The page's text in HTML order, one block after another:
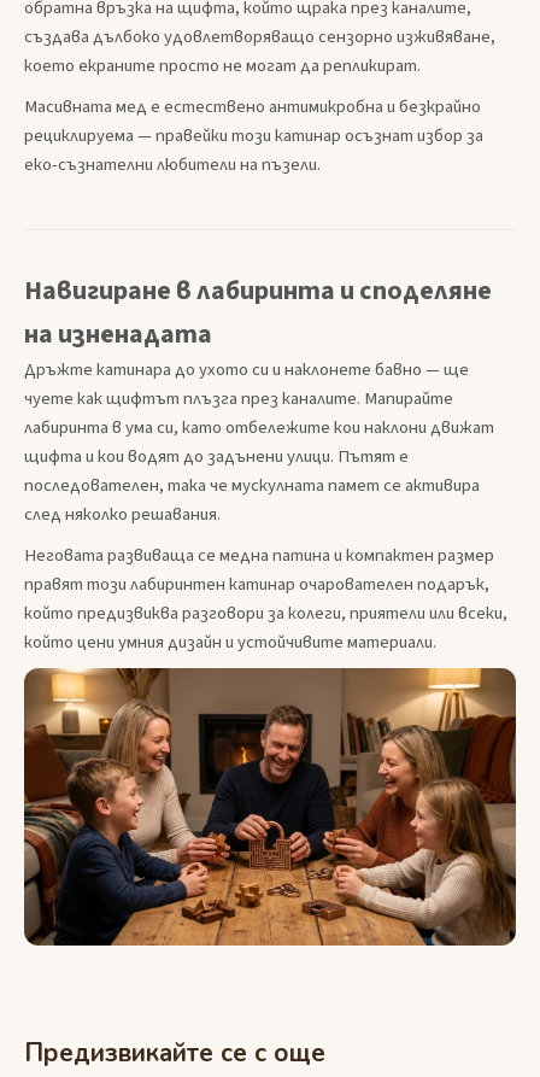
обратна връзка на щифта, който щрака през каналите,
създава дълбоко удовлетворяващо сензорно изживяване,
което екраните просто не могат да репликират.
Масивната мед е естествено антимикробна и безкрайно
рециклируема — правейки този катинар осъзнат избор за
еко-съзнателни любители на пъзели.
Навигиране в лабиринта и споделяне
на изненадата
Дръжте катинара до ухото си и наклонете бавно — ще
чуете как щифтът плъзга през каналите. Мапирайте
лабиринта в ума си, като отбележите кои наклони движат
щифта и кои водят до задънени улици. Пътят е
последователен, така че мускулната памет се активира
след няколко решавания.
Неговата развиваща се медна патина и компактен размер
правят този лабиринтен катинар очарователен подарък,
който предизвиква разговори за колеги, приятели или всеки,
който цени умния дизайн и устойчивите материали.
Предизвикайте се с още